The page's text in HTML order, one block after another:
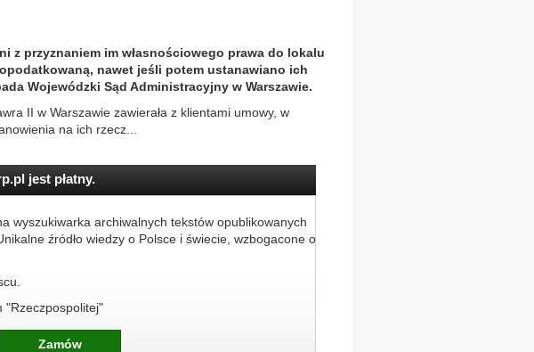
z przyznaniem im własnościowego prawa do lokalu
nawet jeśli potem ustanawiano ich
Wojewódzki Sąd Administracyjny w Warszawie.
II w Warszawie zawierała z klientami umowy, w
na ich rzecz...
jest płatny.
wyszukiwarka archiwalnych tekstów opublikowanych
źródło wiedzy o Polsce i świecie, wzbogacone o
"Rzeczpospolitej"
Zamów